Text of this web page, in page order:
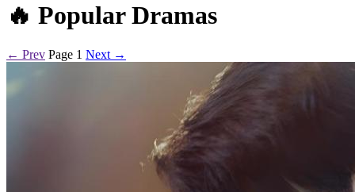
🔥 Popular Dramas
← Prev Page 1 Next →